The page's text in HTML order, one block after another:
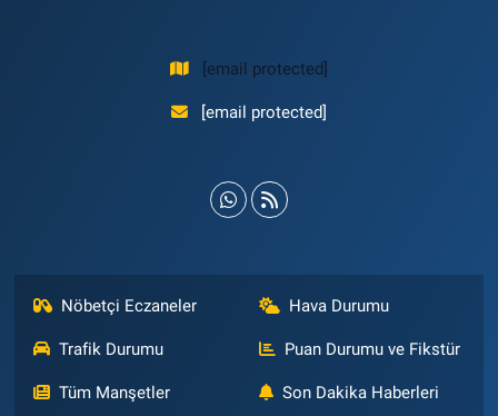
[email protected]
[email protected]
Nöbetçi Eczaneler Hava Durumu
Trafik Durumu Puan Durumu ve Fikstür
Tüm Manşetler Son Dakika Haberleri